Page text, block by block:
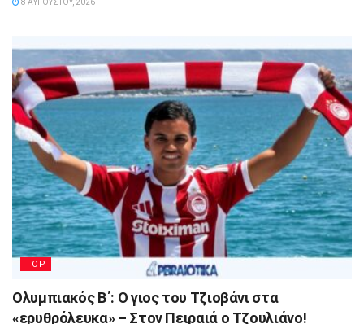
8 ΑΥΓΟΎΣΤΟΥ, 2026
TOP
Ολυμπιακός Β΄: Ο γιος του Τζιοβάνι στα
«ερυθρόλευκα» – Στον Πειραιά ο Τζουλιάνο!